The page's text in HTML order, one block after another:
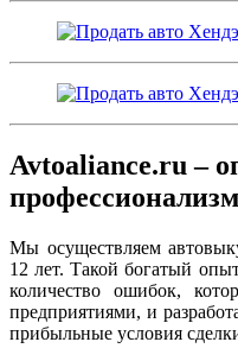
Avtoaliance.ru –
профессионализм
Мы осуществляем
12 лет. Такой богатый
количество ошибок,
предприятиями, и
прибыльные условия